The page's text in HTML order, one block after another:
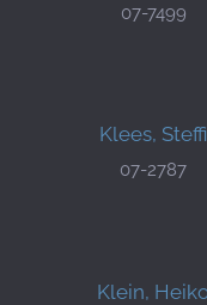
07-7499
Klees, Steffi
07-2787
Klein,